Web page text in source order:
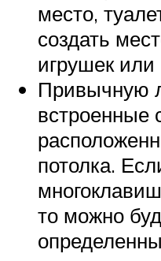
место,
создать
игрушек
Привычную
встроенные
потолка.
то можно